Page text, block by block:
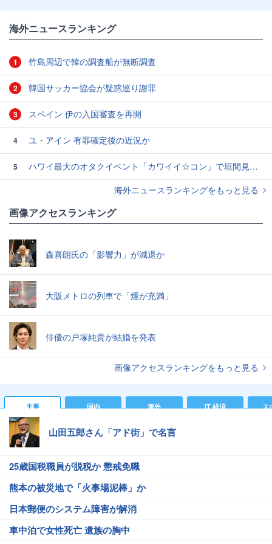
海外ニュースランキング
1 竹島周辺で韓の調査船が無断調査
2 韓国サッカー協会が疑惑巡り謝罪
3 スペイン 伊の入国審査を再開
4 ユ・アイン 有罪確定後の近況か
5
ハワイ最大のオタクイベント「カワイイ☆コン」で垣間見えた日本とは全く違う海外のファン活動とは？
海外ニュースランキングをもっと見る
画像アクセスランキング
森喜朗氏の「影響力」が減退か
大阪メトロの列車で「煙が充満」
俳優の戸塚純貴が結婚を発表
画像アクセスランキングをもっと見る
主要 国内 海外 IT 経済 ス
山田五郎さん「アド街」で名言
25歳国税職員が脱税か 懲戒免職
熊本の被災地で「火事場泥棒」か
日本郵便のシステム障害が解消
車中泊で女性死亡 遺族の胸中